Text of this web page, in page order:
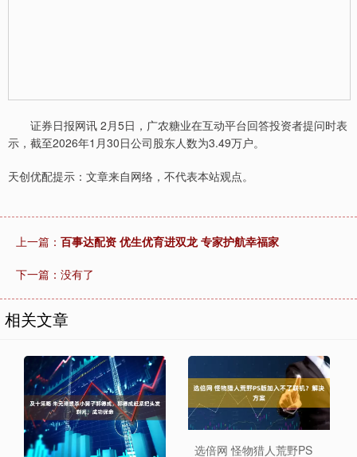
证券日报网讯 2月5日，广农糖业在互动平台回答投资者提问时表
示，截至2026年1月30日公司股东人数为3.49万户。
天创优配提示：文章来自网络，不代表本站观点。
上一篇： 百事达配资 优生优育进双龙 专家护航幸福家
下一篇：没有了
相关文章
选倍网 怪物猎人荒野PS